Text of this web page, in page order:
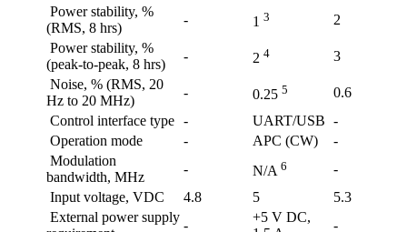
Power stability, %
(RMS, 8 hrs)
- 1 3
2
Power stability, %
(peak-to-peak, 8 hrs)
- 2 4
3
Noise, % (RMS, 20
Hz to 20 MHz)
- 0.25 5
0.6
Control interface type - UART/USB -
Operation mode
- APC (CW)
-
Modulation
bandwidth, MHz
- N/A 6
-
Input voltage, VDC
4.8 5
5.3
External power supply
-
+5 V DC,
-